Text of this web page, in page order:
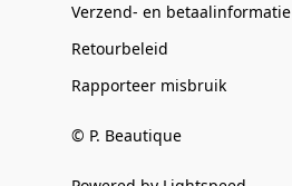
Verzend- en betaalinformatie
Retourbeleid
Rapporteer misbruik
© P. Beautique